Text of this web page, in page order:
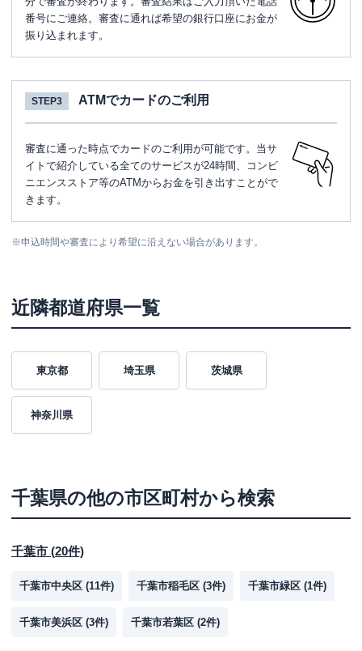
番号にご連絡。審査に通れば希望の銀行口座にお金が
振り込まれます。
STEP3 ATMでカードのご利用
審査に通った時点でカードのご利用が可能です。当サ
イトで紹介している全てのサービスが24時間、コンビ
ニエンスストア等のATMからお金を引き出すことがで
きます。
※申込時間や審査により希望に沿えない場合があります。
近隣都道府県一覧
東京都 埼玉県 茨城県
神奈川県
千葉県の他の市区町村から検索
千葉市 (20件)
千葉市中央区 (11件) 千葉市稲毛区 (3件) 千葉市緑区 (1件)
千葉市美浜区 (3件) 千葉市若葉区 (2件)